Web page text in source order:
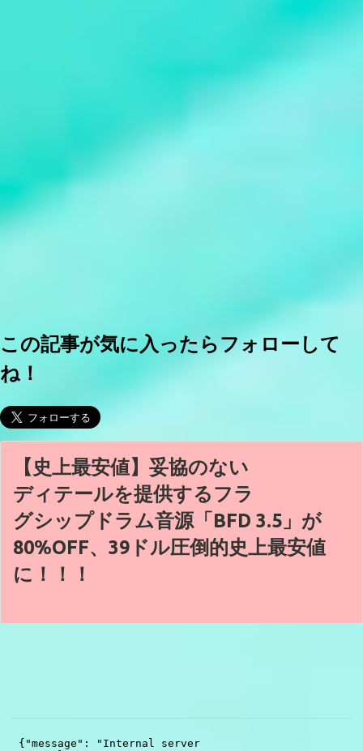
この記事が気に入ったらフォローして
ね！
【史上最安値】妥協のない
ディテールを提供するフラ
グシップドラム音源「BFD 3.5」が
80%OFF、39ドル圧倒的史上最安値
に！！！